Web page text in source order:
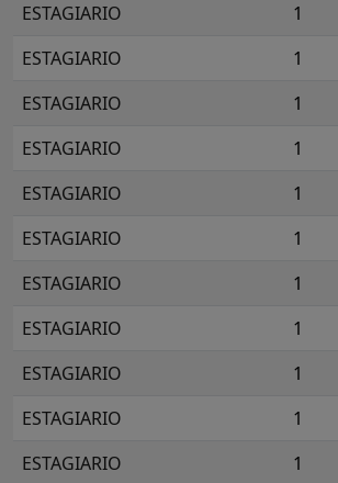
ESTAGIARIO
1
ESTAGIARIO
1
ESTAGIARIO
1
ESTAGIARIO
1
ESTAGIARIO
1
ESTAGIARIO
1
ESTAGIARIO
1
ESTAGIARIO
1
ESTAGIARIO
1
ESTAGIARIO
1
ESTAGIARIO
1